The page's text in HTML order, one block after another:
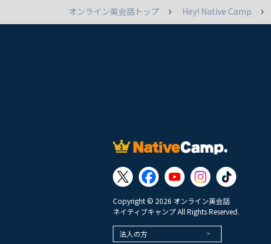
オンライン英会話トップ Hey! Native Camp
Copyright © 2026 オンライン英会話
ネイティブキャンプ All Rights Reserved.
法人の方